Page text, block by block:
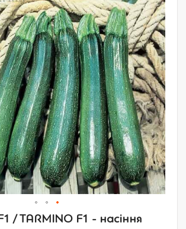
/ TARMINO F1 - насіння